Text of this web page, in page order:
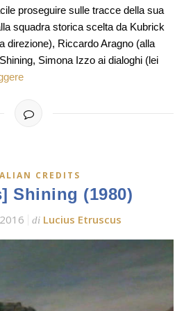
proseguire sulle tracce della sua
squadra storica scelta da Kubrick
direzione), Riccardo Aragno (alla
Simona Izzo ai dialoghi (lei
CREDITS
Shining (1980)
di Lucius Etruscus